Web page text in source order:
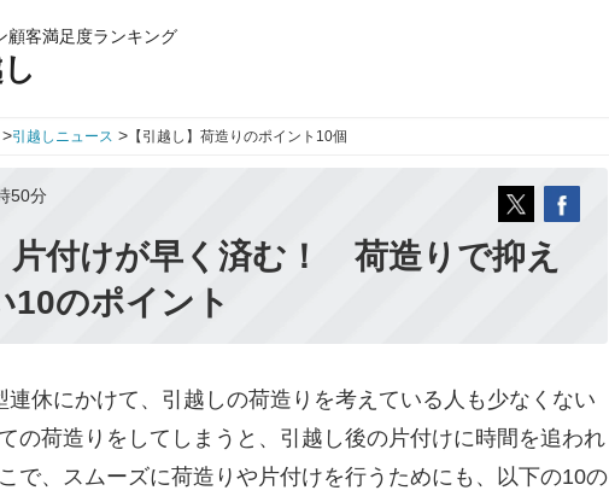
顧客満足度ランキング
>引越しニュース > 【引越し】荷造りのポイント10個
50分
片付けが早く済む！ 荷造りで抑え
10のポイント
休にかけて、引越しの荷造りを考えている人も少なくない
の荷造りをしてしまうと、引越し後の片付けに時間を追われ
で、スムーズに荷造りや片付けを行うためにも、以下の10の